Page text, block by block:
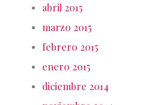
abril 2015
marzo 2015
febrero 2015
enero 2015
diciembre 2014